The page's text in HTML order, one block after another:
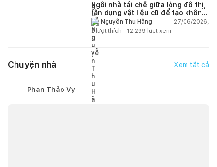
Ngôi nhà tái chế giữa lòng đô thị,
tận dụng vật liệu cũ để tạo không
gian sống linh hoạt
Nguyễn Thu Hằng
27/06/2026,
2lượt thích | 12.269 lượt xem
Chuyện nhà Xem tất cả
Phan Thảo Vy